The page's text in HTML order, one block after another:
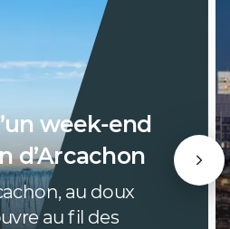
week-end
d’Arcachon
au doux
au fil des